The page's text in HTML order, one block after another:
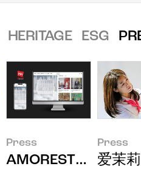
HERITAGE ESG
2025年IFSCC上
Press
AMORESTORIES
Press
爱茉